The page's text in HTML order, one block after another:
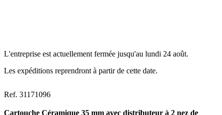
L'entreprise est actuellement fermée jusqu'au lundi 24 août.
Les expéditions reprendront à partir de cette date.
Ref. 31171096
Cartouche Céramique 35 mm avec distributeur à 2 nez de